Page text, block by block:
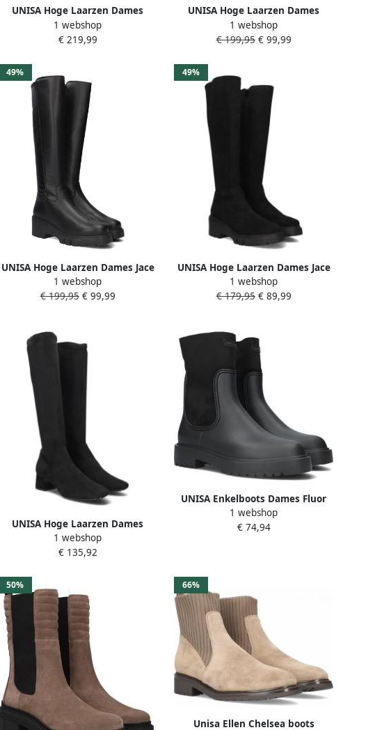
UNISA Hoge Laarzen Dames
Lebras Maat: 42 Materiaal: Leer
Kleur: Rood
1 webshop
€ 219,99
UNISA Hoge Laarzen Dames
Karena Maat: 40 Materiaal: Suède
Kleur: Taupe
1 webshop
€ 199,95€ 99,99
49%
UNISA Hoge Laarzen Dames Jace
Maat: 41 Materiaal: Leer Kleur:
Zwart
1 webshop
€ 199,95€ 99,99
49%
UNISA Hoge Laarzen Dames Jace
Maat: 41 Materiaal: Suède Kleur:
Zwart
1 webshop
€ 179,95€ 89,99
UNISA Hoge Laarzen Dames
Lapes Maat: 39 Materiaal:
Suèdelook Kleur: Zwart
1 webshop
€ 135,92
UNISA Enkelboots Dames Fluor
Maat: 41 Materiaal: Kunststof
Kleur: Zwart
1 webshop
€ 74,94
50% 66%
Unisa Ellen Chelsea boots